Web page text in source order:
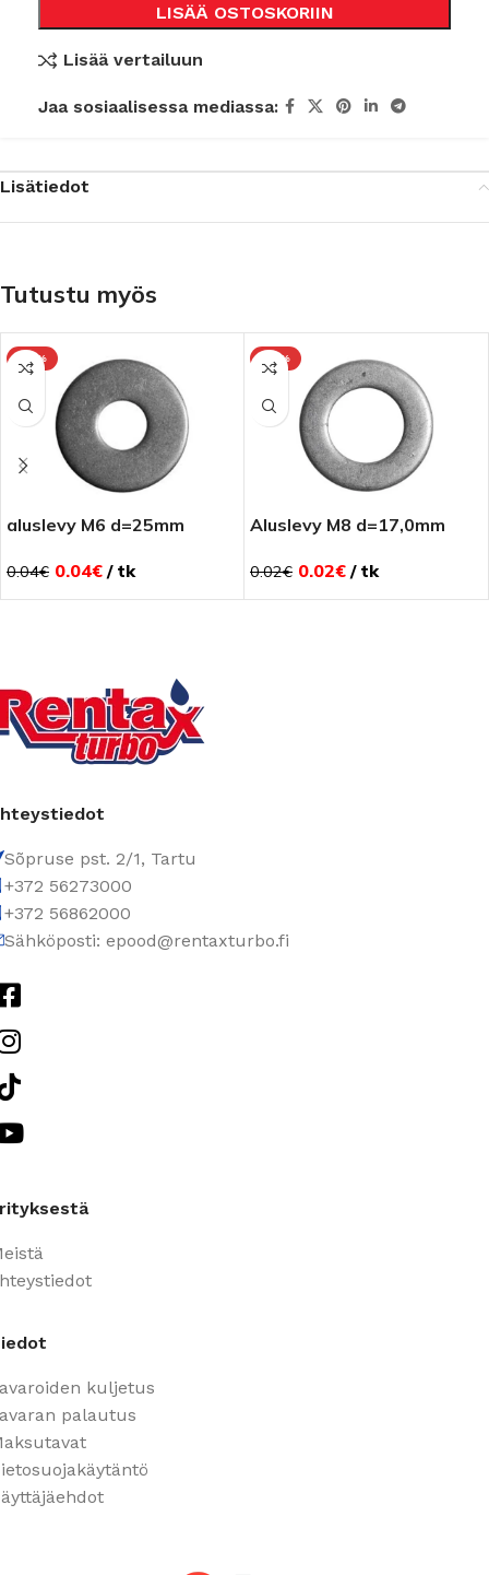
LISÄÄ OSTOSKORIIN
Lisää vertailuun
Jaa sosiaalisessa mediassa:
Lisätiedot
Tutustu myös
-10%
aluslevy M6 d=25mm
0.04€ 0.04€ tk
-10%
Aluslevy M8 d=17,0mm
0.02€ 0.02€ tk
Sõpruse pst. 2/1, Tartu
+372 56273000
+372 56862000
Sähköposti: epood@rentaxturbo.fi
kuljetus
palautus